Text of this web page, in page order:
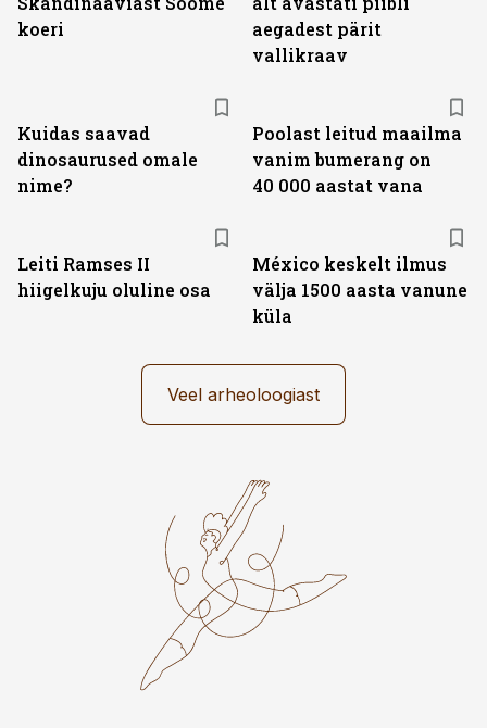
koeri
aegadest pärit
vallikraav
Kuidas saavad
dinosaurused omale
nime?
Poolast leitud maailma
vanim bumerang on
40 000 aastat vana
Leiti Ramses II
hiigelkuju oluline osa
México keskelt ilmus
välja 1500 aasta vanune
küla
Veel arheoloogiast